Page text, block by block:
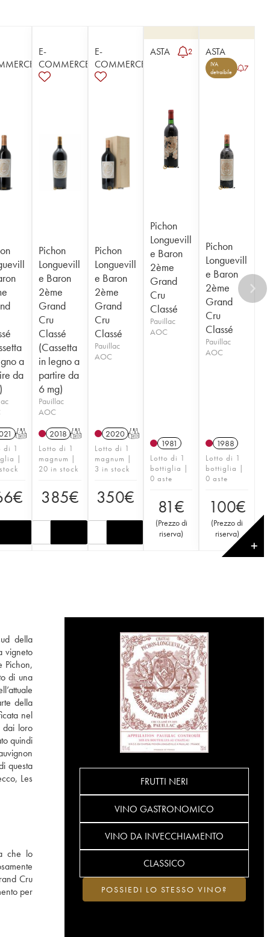
a
da
T
di 1
|
€
E-
COMMERCE
Pichon
Longuevill
e Baron
2ème
Grand
Cru
Classé
(Cassetta
in legno a
partire da
6 mg)
Pauillac
AOC
2018 T
Lotto di 1
magnum |
20 in stock
385€
E-
COMMERCE
Pichon
Longuevill
e Baron
2ème
Grand
Cru
Classé
Pauillac
AOC
2020 T
Lotto di 1
magnum |
3 in stock
350€
ASTA 2
Pichon
Longuevill
e Baron
2ème
Grand
Cru
Classé
Pauillac
AOC
1981
Lotto di 1
bottiglia |
0 aste
81€
(Prezzo di
riserva)
ASTA
IVA
detraibile
7
Pichon
Longuevill
e Baron
2ème
Grand
Cru
Classé
Pauillac
AOC
1988
Lotto di 1
bottiglia |
0 aste
100€
(Prezzo di
riserva)
✕
della
vigneto
Pichon,
di una
della
nel
dai loro
quindi
questa
Les
che lo
Cru
per
FRUTTI NERI
VINO GASTRONOMICO
VINO DA INVECCHIAMENTO
CLASSICO
POSSIEDI LO STESSO VINO?